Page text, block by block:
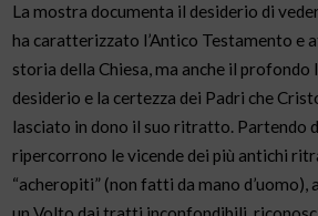
La mostra documenta il desiderio di
ha caratterizzato l’Antico Testamento e
storia della Chiesa, ma anche il profondo
desiderio e la certezza dei Padri che
lasciato in dono il suo ritratto. Partendo
ripercorrono le vicende dei più antichi
“acheropiti” (non fatti da mano